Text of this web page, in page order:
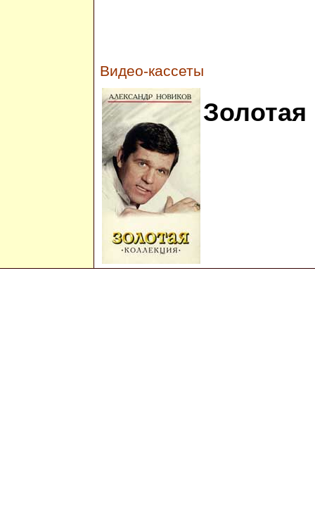
Видео-кассеты
Золотая